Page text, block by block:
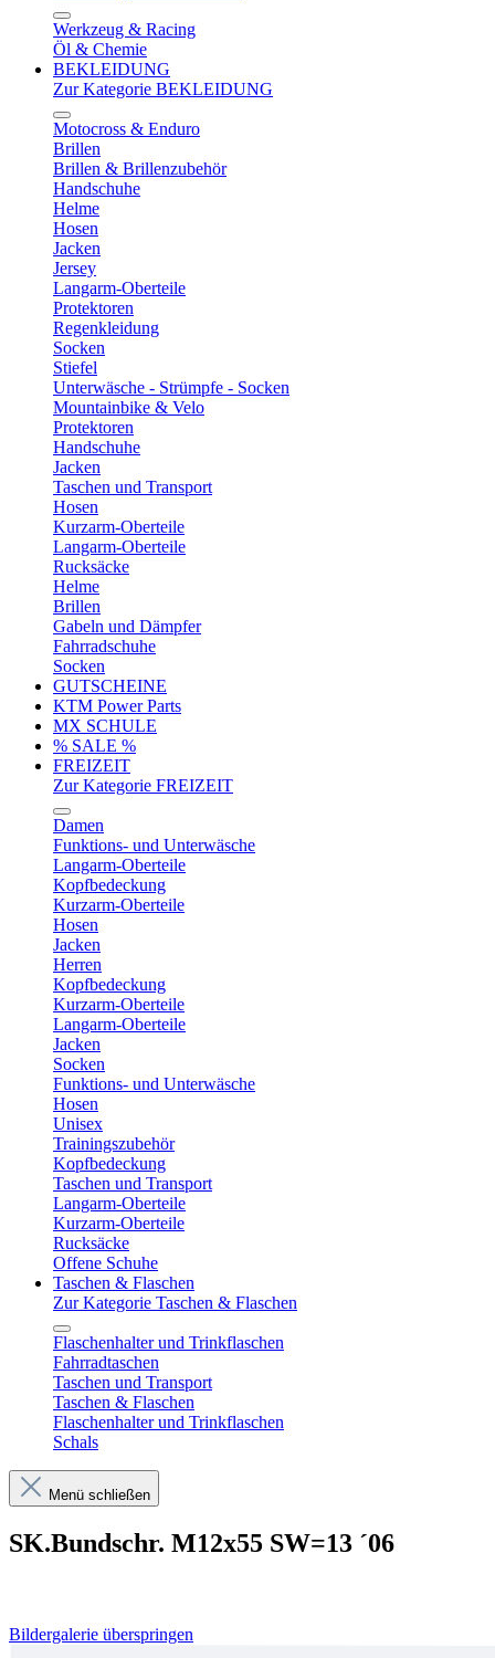
Werkzeug & Racing
Öl & Chemie
BEKLEIDUNG
Zur Kategorie BEKLEIDUNG
Motocross & Enduro
Brillen
Brillen & Brillenzubehör
Handschuhe
Helme
Hosen
Jacken
Jersey
Langarm-Oberteile
Protektoren
Regenkleidung
Socken
Stiefel
Unterwäsche - Strümpfe - Socken
Mountainbike & Velo
Protektoren
Handschuhe
Jacken
Taschen und Transport
Hosen
Kurzarm-Oberteile
Langarm-Oberteile
Rucksäcke
Helme
Brillen
Gabeln und Dämpfer
Fahrradschuhe
Socken
GUTSCHEINE
KTM Power Parts
MX SCHULE
% SALE %
FREIZEIT
Zur Kategorie FREIZEIT
Damen
Funktions- und Unterwäsche
Langarm-Oberteile
Kopfbedeckung
Kurzarm-Oberteile
Hosen
Jacken
Herren
Kopfbedeckung
Kurzarm-Oberteile
Langarm-Oberteile
Jacken
Socken
Funktions- und Unterwäsche
Hosen
Unisex
Trainingszubehör
Kopfbedeckung
Taschen und Transport
Langarm-Oberteile
Kurzarm-Oberteile
Rucksäcke
Offene Schuhe
Taschen & Flaschen
Zur Kategorie Taschen & Flaschen
Flaschenhalter und Trinkflaschen
Fahrradtaschen
Taschen und Transport
Taschen & Flaschen
Flaschenhalter und Trinkflaschen
Schals
Menü schließen
SK.Bundschr. M12x55 SW=13 ´06
Bildergalerie überspringen